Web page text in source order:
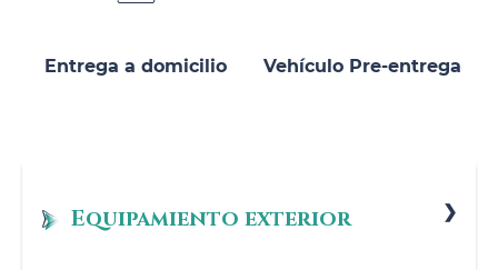
Entrega a domicilio Vehículo Pre-entrega
Equipamiento exterior